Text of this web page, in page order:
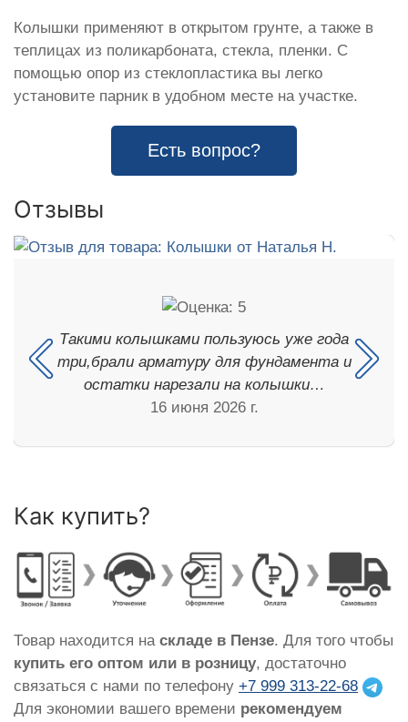
Колышки применяют в открытом грунте, а также в
теплицах из поликарбоната, стекла, пленки. С
помощью опор из стеклопластика вы легко
установите парник в удобном месте на участке.
Есть вопрос?
Отзывы
Такими колышками пользуюсь уже года
три,брали арматуру для фундамента и
остатки нарезали на колышки…
16 июня 2026 г.
Как купить?
Товар находится на складе в Пензе. Для того чтобы
купить его оптом или в розницу, достаточно
связаться с нами по телефону +7 999 313-22-68
Для экономии вашего времени рекомендуем